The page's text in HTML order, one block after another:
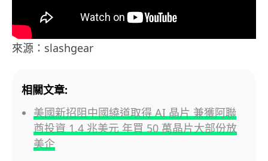
來源：slashgear
相關文章:
美國新招阻中國繞道取得 AI 晶片 兼獲阿聯
酋投資 1.4 兆美元 年買 50 萬晶片大部份放
美企